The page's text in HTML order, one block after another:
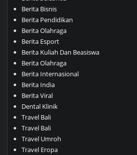
Berita Bisnis
Berita Pendidikan
Berita Olahraga
Berita Esport
Berita Kuliah Dan Beasiswa
Berita Olahraga
Berita Internasional
Berita India
Berita Viral
Dental Klinik
Travel Bali
Travel Bali
Travel Umroh
Travel Eropa